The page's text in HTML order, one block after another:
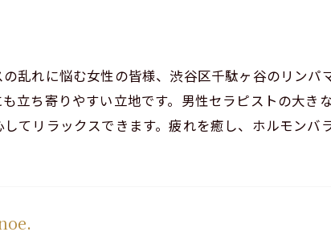
乱れに悩む女性の皆様、渋谷区千駄ヶ谷のリン
立ち寄りやすい立地です。男性セラピストの大
てリラックスできます。疲れを癒し、ホルモンバ